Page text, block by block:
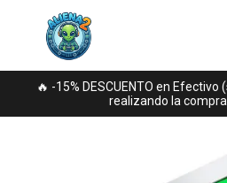
🔥 -15% DESCUENTO en
realizando la